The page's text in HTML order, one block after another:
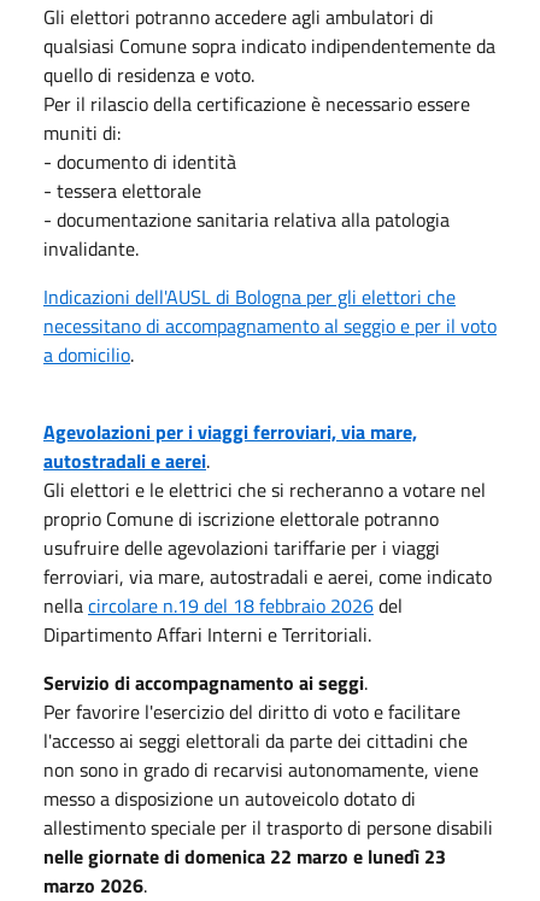
Gli elettori potranno accedere agli ambulatori di
qualsiasi Comune sopra indicato indipendentemente da
quello di residenza e voto.
Per il rilascio della certificazione è necessario essere
muniti di:
- documento di identità
- tessera elettorale
- documentazione sanitaria relativa alla patologia
invalidante.
Indicazioni dell'AUSL di Bologna per gli elettori che
necessitano di accompagnamento al seggio e per il voto
a domicilio.
Agevolazioni per i viaggi ferroviari, via mare,
autostradali e aerei.
Gli elettori e le elettrici che si recheranno a votare nel
proprio Comune di iscrizione elettorale potranno
usufruire delle agevolazioni tariffarie per i viaggi
ferroviari, via mare, autostradali e aerei, come indicato
nellacircolare n.19 del 18 febbraio 2026del
Dipartimento Affari Interni e Territoriali.
Servizio di accompagnamento ai seggi.
Per favorire l'esercizio del diritto di voto e facilitare
l'accesso ai seggi elettorali da parte dei cittadini che
non sono in grado di recarvisi autonomamente, viene
messo a disposizione un autoveicolo dotato di
allestimento speciale per il trasporto di persone disabili
nelle giornate di domenica 22 marzo e lunedì 23
marzo 2026.